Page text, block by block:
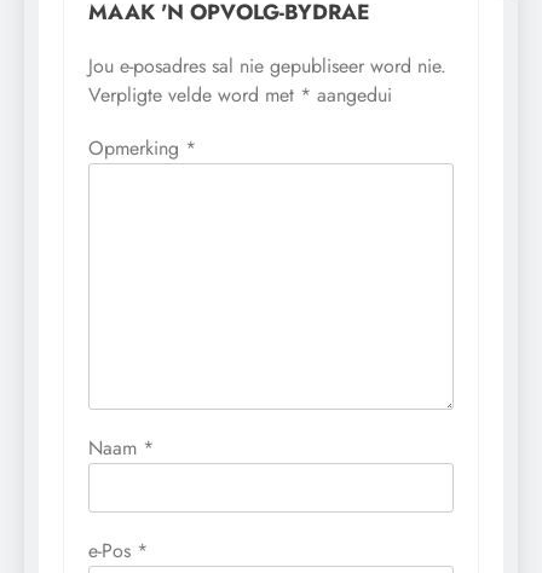
MAAK 'N OPVOLG-BYDRAE
Jou e-posadres sal nie gepubliseer word nie.
Verpligte velde word met * aangedui
Opmerking *
Naam *
e-Pos *